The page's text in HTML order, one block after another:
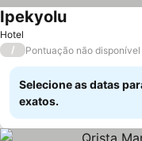
Hotel
Ipekyolu
/ Pontuação não disponível
Selecione as datas
exatos.